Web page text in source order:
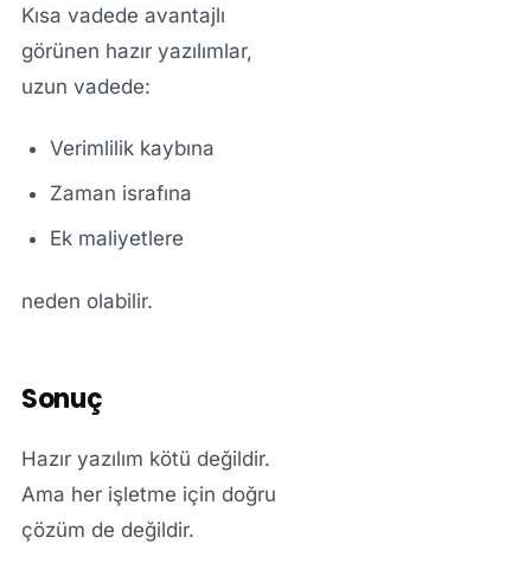
Kısa vadede avantajlı
görünen hazır yazılımlar,
uzun vadede:
Verimlilik kaybına
Zaman israfına
Ek maliyetlere
neden olabilir.
Sonuç
Hazır yazılım kötü değildir.
Ama her işletme için doğru
çözüm de değildir.